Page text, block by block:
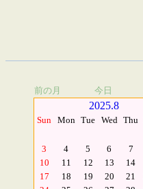
前の月 今日
2025.8
Sun Mon Tue Wed Thu
3
4 5 6 7
10
11 12 13 14
17
18 19 20 21